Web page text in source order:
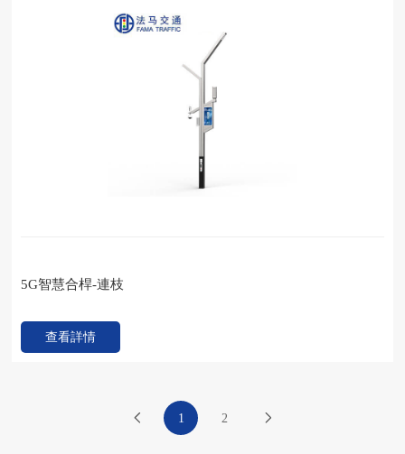
5G智慧合桿-連枝
查看詳情
1 2